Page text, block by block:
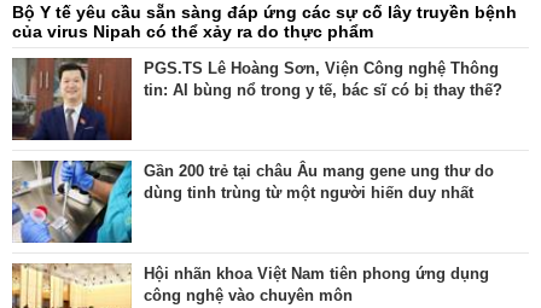
Bộ Y tế yêu cầu sẵn sàng đáp ứng các sự cố lây truyền bệnh
của virus Nipah có thể xảy ra do thực phẩm
PGS.TS Lê Hoàng Sơn, Viện Công nghệ Thông
tin: AI bùng nổ trong y tế, bác sĩ có bị thay thế?
Gần 200 trẻ tại châu Âu mang gene ung thư do
dùng tinh trùng từ một người hiến duy nhất
Hội nhãn khoa Việt Nam tiên phong ứng dụng
công nghệ vào chuyên môn